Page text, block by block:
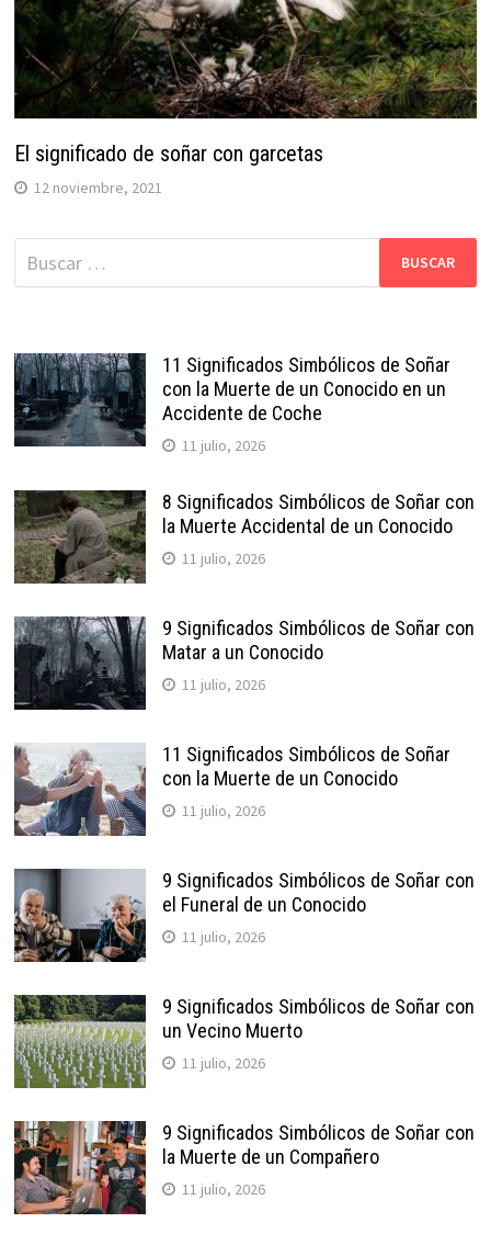
El significado de soñar con garcetas
12 noviembre, 2021
Buscar:
11 Significados Simbólicos de Soñar
con la Muerte de un Conocido en un
Accidente de Coche
11 julio, 2026
8 Significados Simbólicos de Soñar con
la Muerte Accidental de un Conocido
11 julio, 2026
9 Significados Simbólicos de Soñar con
Matar a un Conocido
11 julio, 2026
11 Significados Simbólicos de Soñar
con la Muerte de un Conocido
11 julio, 2026
9 Significados Simbólicos de Soñar con
el Funeral de un Conocido
11 julio, 2026
9 Significados Simbólicos de Soñar con
un Vecino Muerto
11 julio, 2026
9 Significados Simbólicos de Soñar con
la Muerte de un Compañero
11 julio, 2026